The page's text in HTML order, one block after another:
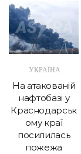
УКРАЇНА
На атакованій
нафтобазі у
Краснодарськ
ому краї
посилилась
пожежа